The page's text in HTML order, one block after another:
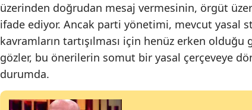
üzerinden doğrudan mesaj vermesinin, örgüt
ifade ediyor. Ancak parti yönetimi, mevcut yasal
kavramların tartışılması için henüz erken olduğu
gözler, bu önerilerin somut bir yasal çerçeveye
durumda.